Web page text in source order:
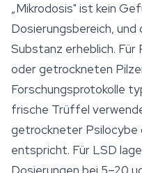
„Mikrodosis" ist kein
Dosierungsbereich,
Substanz erheblich. Für
oder getrockneten
Forschungsprotokolle
frische Trüffel
getrockneter Psilocybe
entspricht. Für LSD